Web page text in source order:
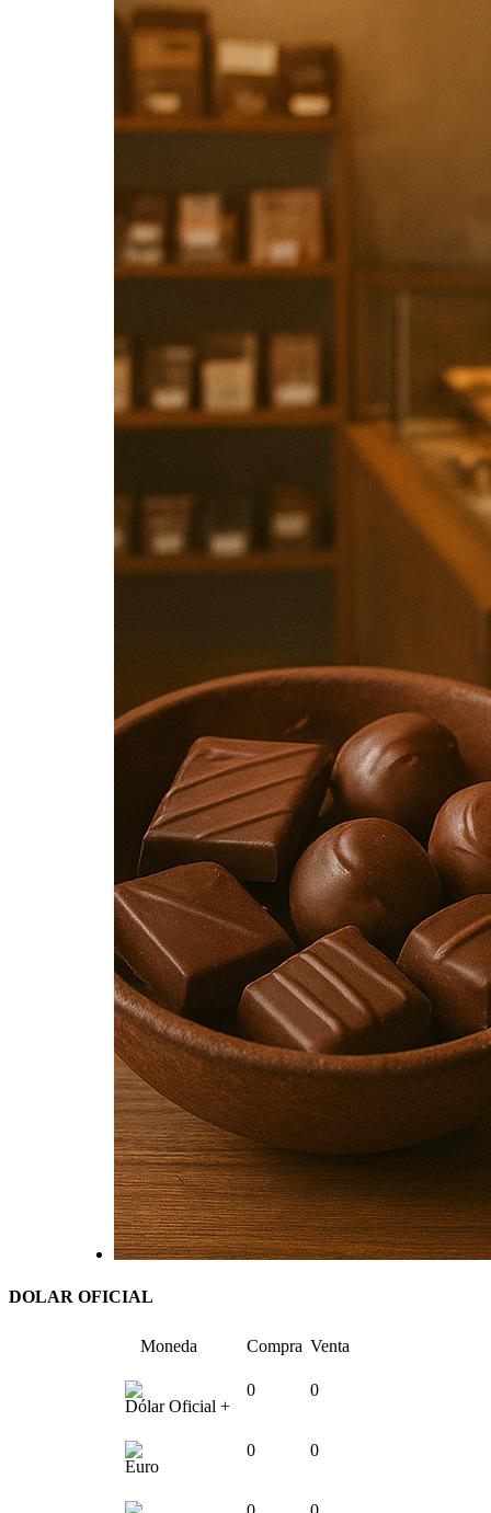
DOLAR OFICIAL
Moneda Compra Venta
Dólar Oficial +
0 0
Euro
0 0